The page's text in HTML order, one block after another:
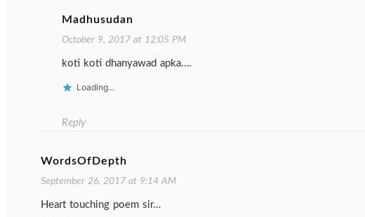
Madhusudan
October 9, 2017 at 12:05 PM
koti koti dhanyawad apka….
Loading...
Reply
WordsOfDepth
September 26, 2017 at 9:14 AM
Heart touching poem sir…